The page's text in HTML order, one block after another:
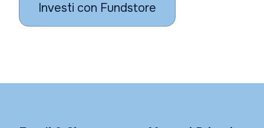
Investi con Fundstore